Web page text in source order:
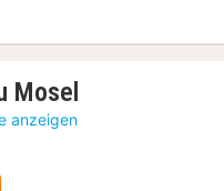
Mosel
anzeigen